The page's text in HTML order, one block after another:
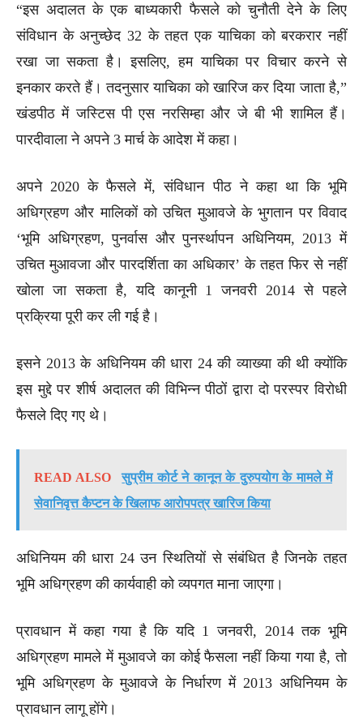
“इस अदालत के एक बाध्यकारी फैसले को चुनौती देने के लिए
संविधान के अनुच्छेद 32 के तहत एक याचिका को बरकरार नहीं
रखा जा सकता है। इसलिए, हम याचिका पर विचार करने से
इनकार करते हैं। तदनुसार याचिका को खारिज कर दिया जाता है,”
खंडपीठ में जस्टिस पी एस नरसिम्हा और जे बी भी शामिल हैं।
पारदीवाला ने अपने 3 मार्च के आदेश में कहा।
अपने 2020 के फैसले में, संविधान पीठ ने कहा था कि भूमि
अधिग्रहण और मालिकों को उचित मुआवजे के भुगतान पर विवाद
‘भूमि अधिग्रहण, पुनर्वास और पुनर्स्थापन अधिनियम, 2013 में
उचित मुआवजा और पारदर्शिता का अधिकार’ के तहत फिर से नहीं
खोला जा सकता है, यदि कानूनी 1 जनवरी 2014 से पहले
प्रक्रिया पूरी कर ली गई है।
इसने 2013 के अधिनियम की धारा 24 की व्याख्या की थी क्योंकि
इस मुद्दे पर शीर्ष अदालत की विभिन्न पीठों द्वारा दो परस्पर विरोधी
फैसले दिए गए थे।
READ ALSO
सुप्रीम कोर्ट ने कानून के दुरुपयोग के मामले में
सेवानिवृत्त कैप्टन के खिलाफ आरोपपत्र खारिज किया
अधिनियम की धारा 24 उन स्थितियों से संबंधित है जिनके तहत
भूमि अधिग्रहण की कार्यवाही को व्यपगत माना जाएगा।
प्रावधान में कहा गया है कि यदि 1 जनवरी, 2014 तक भूमि
अधिग्रहण मामले में मुआवजे का कोई फैसला नहीं किया गया है, तो
भूमि अधिग्रहण के मुआवजे के निर्धारण में 2013 अधिनियम के
प्रावधान लागू होंगे।